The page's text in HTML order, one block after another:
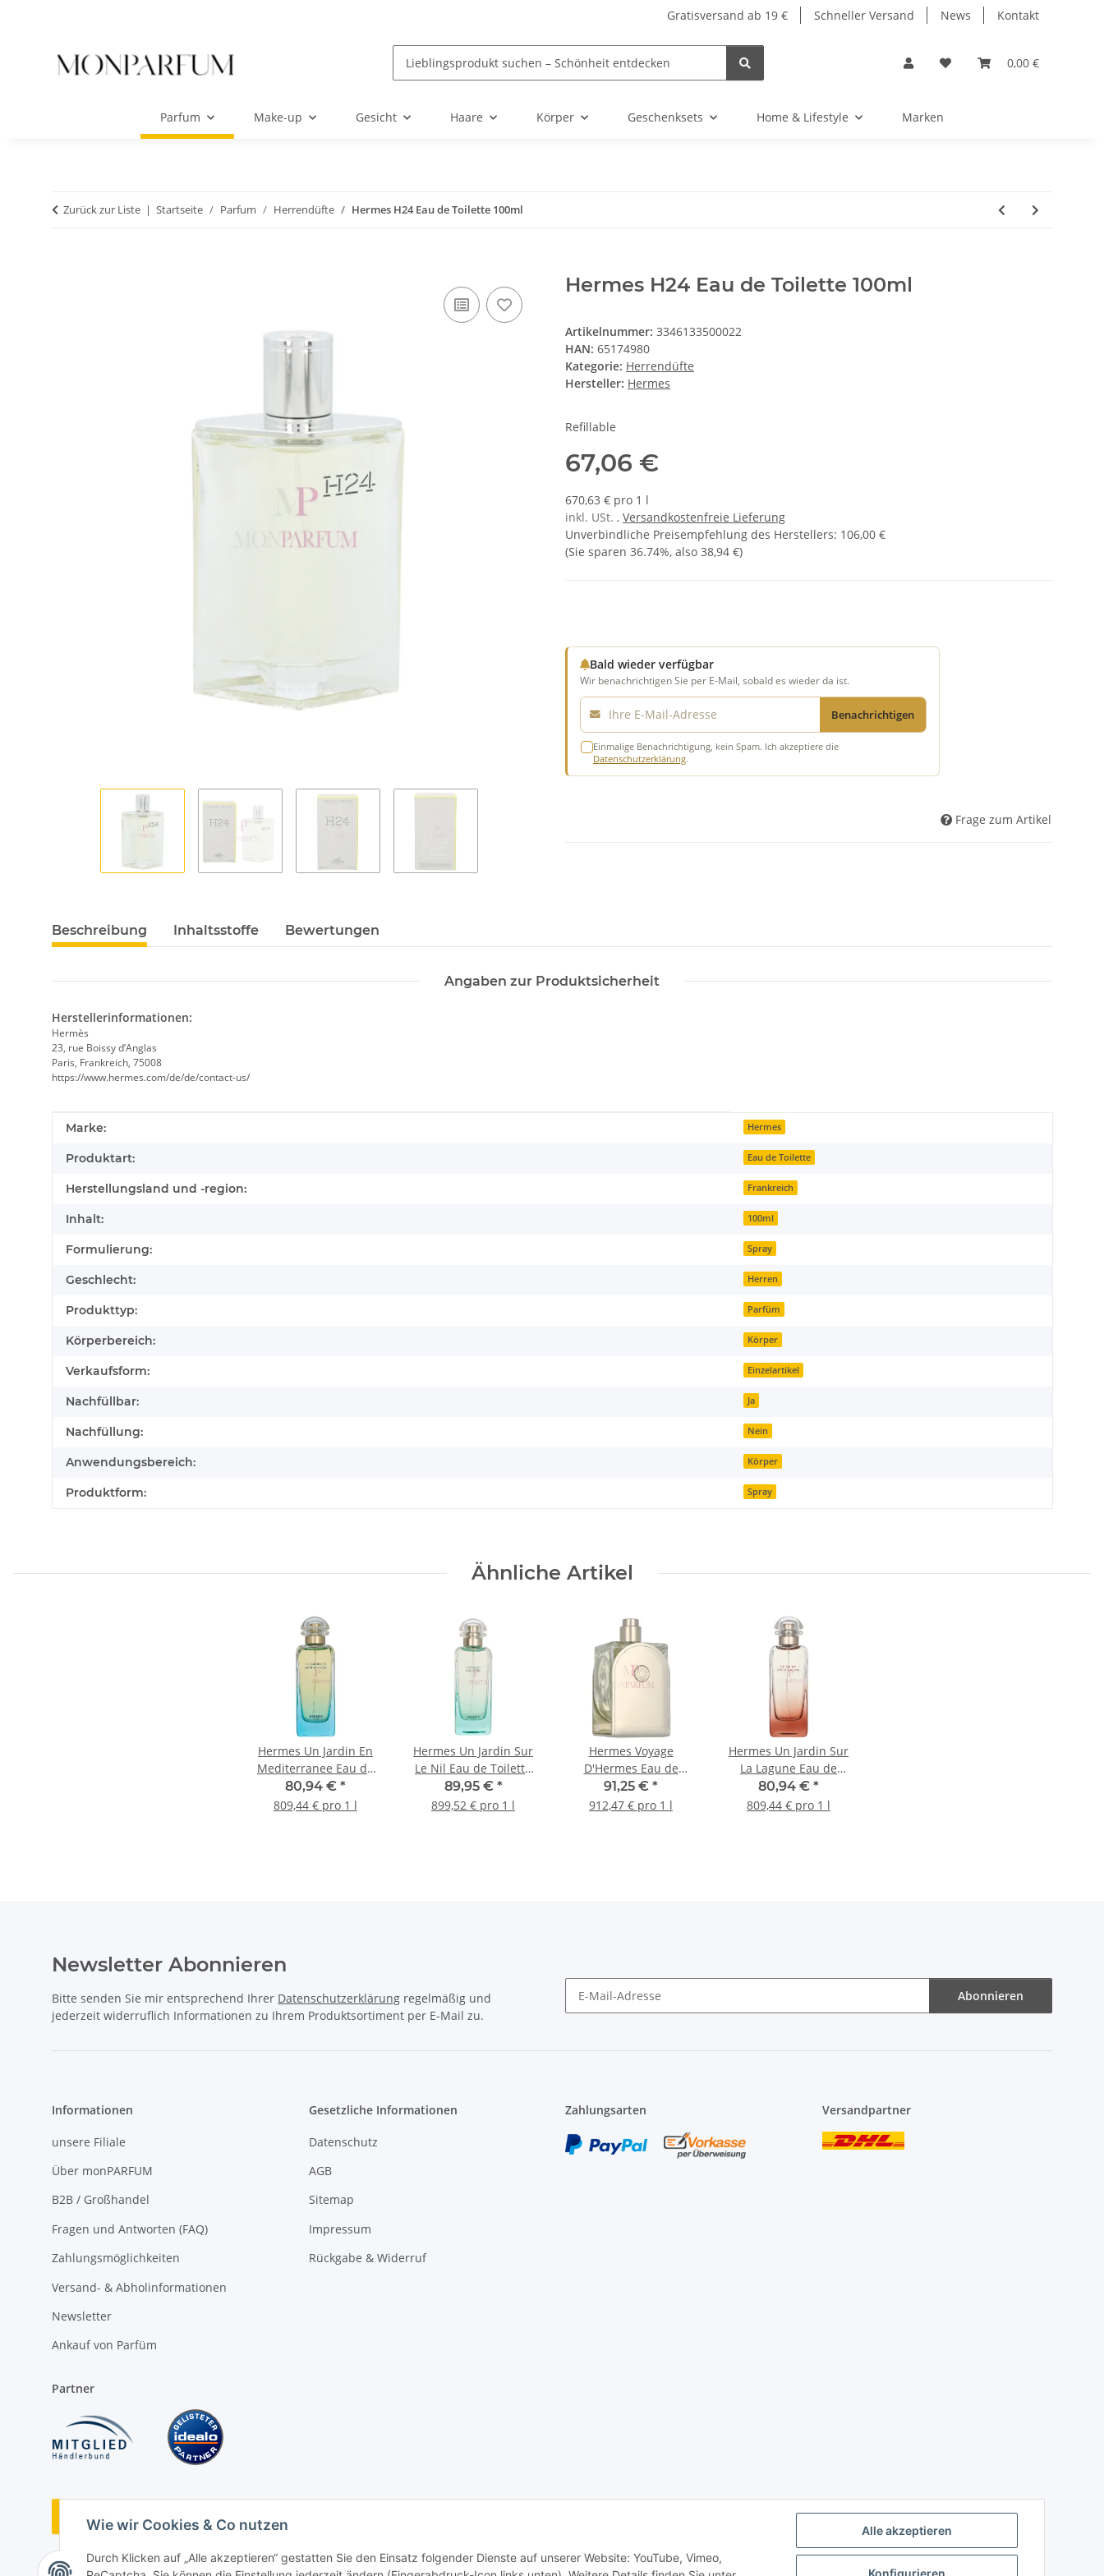
Alle akzeptieren
Konfigurieren
Wie wir Cookies & Co nutzen
Durch Klicken auf „Alle akzeptieren“ gestatten Sie den Einsatz folgender Dienste auf unserer Website: YouTube, Vimeo,
Gratisversand ab 19 € Schneller Versand News Kontakt
0,00 €
Parfum Make-up Gesicht Haare Körper Geschenksets Home & Lifestyle Marken
Zurück zur Liste Startseite Parfum Herrendüfte Hermes H24 Eau de Toilette 100ml
Hermes H24 Eau de Toilette 100ml
Artikelnummer: 3346133500022
HAN: 65174980
Kategorie: Herrendüfte
Hersteller: Hermes
Refillable
67,06 €
670,63 € pro 1 l
inkl. USt. , Versandkostenfreie Lieferung
Unverbindliche Preisempfehlung des Herstellers: 106,00 €
(Sie sparen 36.74%, also 38,94 €)
Bald wieder verfügbar
Wir benachrichtigen Sie per E-Mail, sobald es wieder da ist.
E-Mail
Benachrichtigen
Einmalige Benachrichtigung, kein Spam. Ich akzeptiere die
Datenschutzerklärung.
Frage zum Artikel
Beschreibung Inhaltsstoffe Bewertungen
Angaben zur Produktsicherheit
Herstellerinformationen:
Hermès
23, rue Boissy d’Anglas
Paris, Frankreich, 75008
https://www.hermes.com/de/de/contact-us/
Produkteigenschaft
Wert
Marke: Hermes
Produktart: Eau de Toilette
Herstellungsland und -region: Frankreich
Inhalt: 100ml
Formulierung: Spray
Geschlecht: Herren
Produkttyp: Parfüm
Körperbereich: Körper
Verkaufsform: Einzelartikel
Nachfüllbar: Ja
Nachfüllung: Nein
Anwendungsbereich: Körper
Produktform: Spray
Ähnliche Artikel
Hermes Un Jardin En
Mediterranee Eau de
Toilette 100ml
80,94 € *
809,44 € pro 1 l
Hermes Un Jardin Sur
Le Nil Eau de Toilette
100ml
89,95 € *
899,52 € pro 1 l
Hermes Voyage
D'Hermes Eau de
Toilette 100ml
91,25 € *
912,47 € pro 1 l
Hermes Un Jardin Sur
La Lagune Eau de
Toilette 100ml
80,94 € *
809,44 € pro 1 l
Newsletter Abonnieren
Bitte senden Sie mir entsprechend Ihrer Datenschutzerklärung regelmäßig und
jederzeit widerruflich Informationen zu Ihrem Produktsortiment per E-Mail zu.
Abonnieren
Informationen
unsere Filiale
Über monPARFUM
B2B / Großhandel
Fragen und Antworten (FAQ)
Zahlungsmöglichkeiten
Versand- & Abholinformationen
Newsletter
Ankauf von Parfüm
Gesetzliche Informationen
Datenschutz
AGB
Sitemap
Impressum
Rückgabe & Widerruf
Zahlungsarten Versandpartner
Partner
Vertrag widerrufen